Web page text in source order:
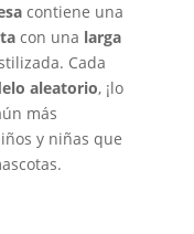
contiene una
con una larga
Cada
aleatorio, ¡lo
más
y niñas que